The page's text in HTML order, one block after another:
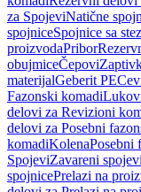
za SpojeviNatične
spojniceSpojnice sa
proizvodaPribor
obujmiceČepovi
materijalGeberit PE
Fazonski komadi
delovi za Revizioni
delovi za Posebni
komadiKolenaPosebni
SpojeviZavareni spojevi
spojnicePrelazi na